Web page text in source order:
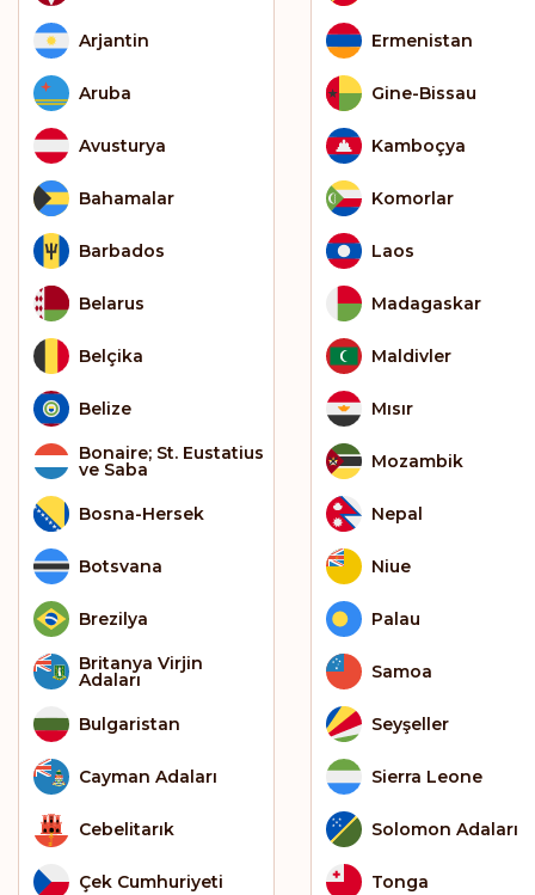
Arjantin
Aruba
Avusturya
Bahamalar
Barbados
Belarus
Belçika
Belize
Bonaire; St. Eustatius
ve Saba
Bosna-Hersek
Botsvana
Brezilya
Britanya Virjin
Adaları
Bulgaristan
Cayman Adaları
Cebelitarık
Çek Cumhuriyeti
Ermenistan
Gine-Bissau
Kamboçya
Komorlar
Laos
Madagaskar
Maldivler
Mısır
Mozambik
Nepal
Niue
Palau
Samoa
Seyşeller
Sierra Leone
Solomon Adaları
Tonga